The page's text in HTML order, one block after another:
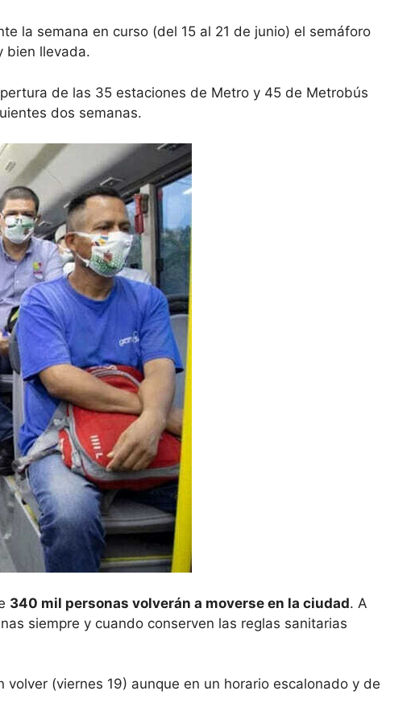
la semana en curso (del 15 al 21 de junio) el semáforo
bien llevada.
de las 35 estaciones de Metro y 45 de Metrobús
dos semanas.
340 mil personas volverán a moverse en la ciudad. A
siempre y cuando conserven las reglas sanitarias
(viernes 19) aunque en un horario escalonado y de